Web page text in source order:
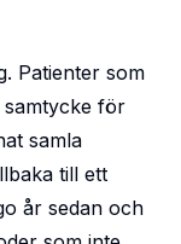
Patienter som
samtycke för
samla
till ett
år sedan och